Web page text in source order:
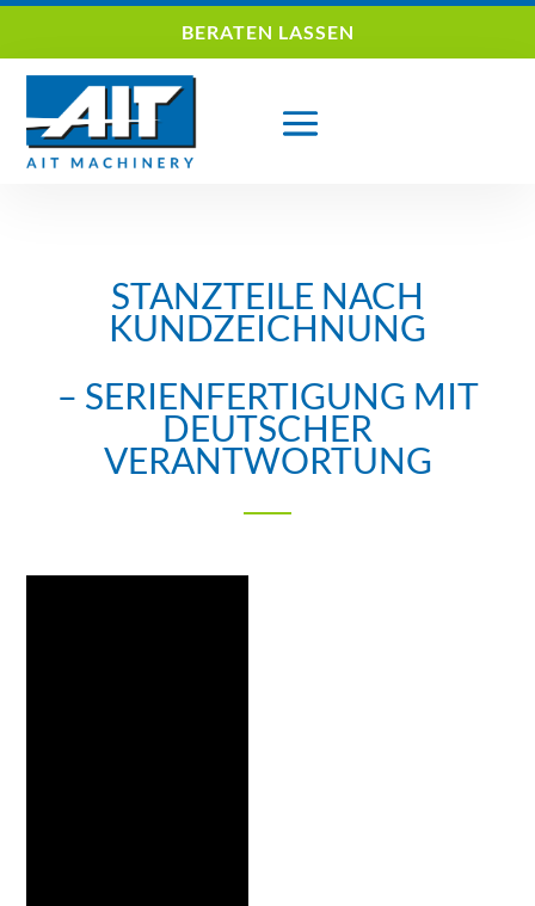
BERATEN LASSEN
STANZTEILE NACH
KUNDZEICHNUNG
– SERIENFERTIGUNG MIT
DEUTSCHER
VERANTWORTUNG